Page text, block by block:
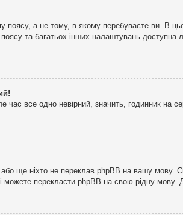
а не тому, в якому перебуваєте ви. В
та багатьох інших налаштувань
все одно невірний, значить, годинник на
ще ніхто не переклав phpBB на вашу мову.
можете перекласти phpBB на свою рідну